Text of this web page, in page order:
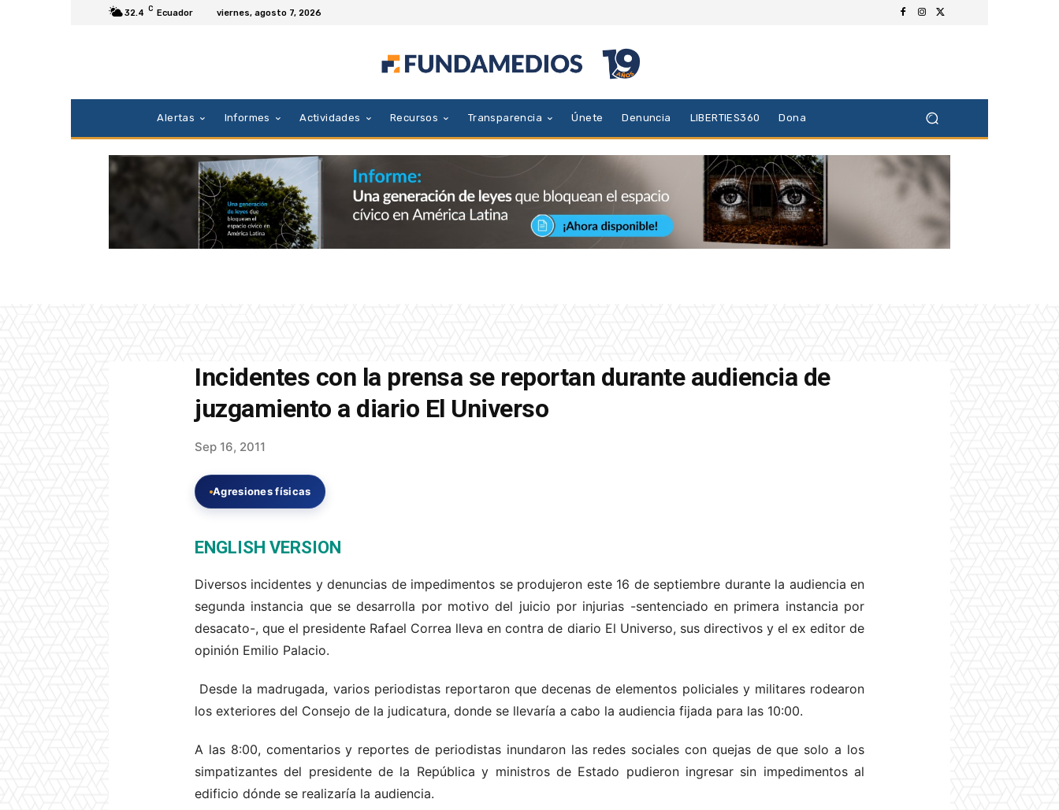
32.4 C Ecuador viernes, agosto 7, 2026
Alertas Informes Actividades Recursos Transparencia Únete Denuncia LIBERTIES360 Dona
Incidentes con la prensa se reportan durante audiencia de
juzgamiento a diario El Universo
Sep 16, 2011
Agresiones físicas
ENGLISH VERSION
Diversos incidentes y denuncias de impedimentos se produjeron este 16 de septiembre durante la audiencia en
segunda instancia que se desarrolla por motivo del juicio por injurias -sentenciado en primera instancia por
desacato-, que el presidente Rafael Correa lleva en contra de diario El Universo, sus directivos y el ex editor de
opinión Emilio Palacio.
Desde la madrugada, varios periodistas reportaron que decenas de elementos policiales y militares rodearon
los exteriores del Consejo de la judicatura, donde se llevaría a cabo la audiencia fijada para las 10:00.
A las 8:00, comentarios y reportes de periodistas inundaron las redes sociales con quejas de que solo a los
simpatizantes del presidente de la República y ministros de Estado pudieron ingresar sin impedimentos al
edificio dónde se realizaría la audiencia.